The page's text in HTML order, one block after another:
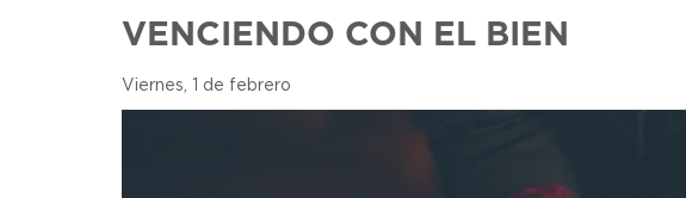
VENCIENDO CON EL BIEN
Viernes, 1 de febrero